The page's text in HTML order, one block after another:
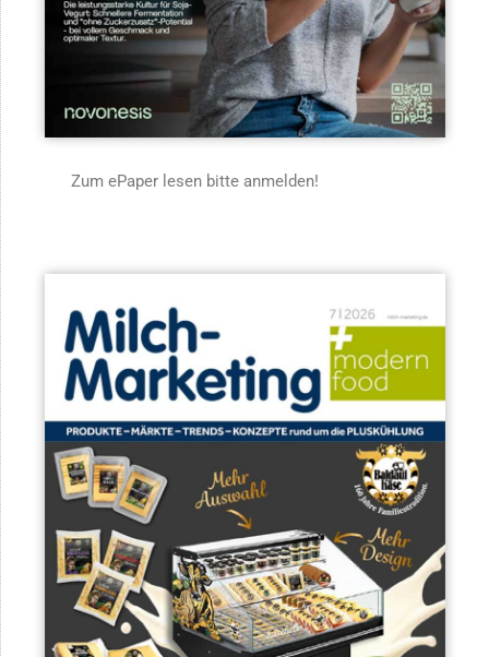
Zum ePaper lesen bitte anmelden!